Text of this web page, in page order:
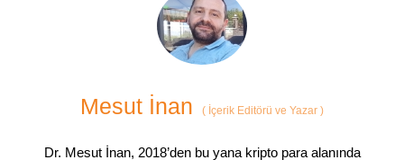
Mesut İnan ( İçerik Editörü ve Yazar )
Dr. Mesut İnan, 2018’den bu yana kripto para alanında